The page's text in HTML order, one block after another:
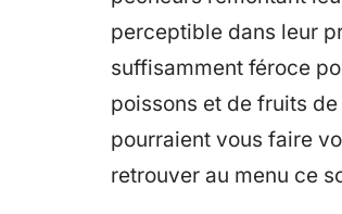
perceptible dans leur
suffisamment féroce
poissons et de fruits
pourraient vous faire
retrouver au menu ce